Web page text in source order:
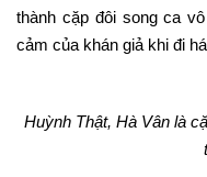
thành cặp đôi song ca
cảm của khán giả khi đi
Huỳnh Thật, Hà Vân là